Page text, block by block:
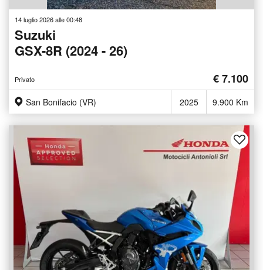
14 luglio 2026 alle 00:48
Suzuki
GSX-8R (2024 - 26)
Privato € 7.100
San Bonifacio (VR) 2025 9.900 Km